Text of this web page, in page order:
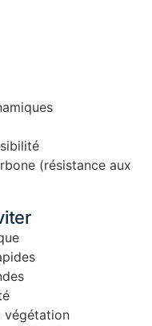
(résistance aux
végétation